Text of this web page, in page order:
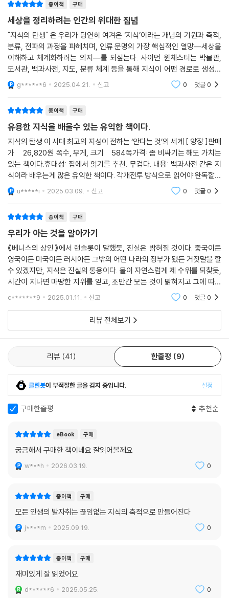
지혜가 어느 정도 적용됐는지는 그 결정이 무언가를 건설했는지 또는 파괴
했는지에 따라 달라진다는 간단하고 어쩌면 쉬운 결론을 제안할 수 있다.
무언가를 만드는 데에는 시간과 계획과 정성이 필요하지만, 무언가를 허무
는 것은 언제나 빠르고 지저분하며, 생각할 필요가 훨씬 적다.
---「6장 위대한 지성의 발자취」중에서
이 책은 지식의 연대기이기도 하지만, 언론과 가짜 뉴스, 프로파간다의 연
대기이기도 하다. 이라크를 세계의 적으로 만든 걸프전쟁을 확전시킨 것은
쿠웨이트의 가짜 피해자 ‘나이라’의 증언을 기획한 미국의 힐앤놀튼이라는
홍보 대행사였다. 베이컨과 달걀이라는 미국의 대표적인 아침 메뉴를 만든
것은 일반 가정의 문화가 아닌, 지크문트 프로이트의 조카 에드워드 버네
이스의 광고였다. 그는 세계적인 명성을 가진 삼촌의 지위와 정신분석이론
을 이용해 흡연을 여성 해방과 관련지어 대중의 정서를 조종했고, 담배 업
세계를 사로잡았지만 많은 사람의 인생을 바꾼 사진들 뒤에는 조절된 의미
가 존재했다. 사진이 주는 충격에는 이야기의 맥락이 생략되었기 때문이
다. 언론의 조작은 국가의 자유와는 무관했다. 영국이 침묵했던 북아일랜
드 ‘피의 일요일’ 사건을 취재했던 저자 본인의 이야기와 세계적으로 논란
이 되었지만 자국민들에게는 알려지지 않았던 천안문 사건 등 사회와 언론
이 가담해 잘못된 정보를 대중에게 전달하는 가짜 지식의 연대기 속에서
우리는 안다는 것에서 더 나아가 무엇이 진실인지에 대한 질문을 던지게
된다.
20세기 가장 뜨거운 현장의 목격자였으며, 21세기 변화하는 역사의 증인
으로 세계적인 명성을 쌓아온 사이먼 윈체스터는 박식한 입담과 유려한 문
체로 우리에게 지식의 정의와 의미, 그에 따른 다채로운 이야기를 전한다.
지식의 가치가 사라져가고 있는 지금, 우리에게 필요한 것은 무엇일까. 그
가 던지는 질문을 따라가다 보면 지혜의 회복이라는 궁극적인 해답에 다다
를 수 있을 것이다.
종이책 구매
세상을 정리하려는 인간의 위대한 집념
"지식의 탄생" 은 우리가 당연히 여겨온 ‘지식’이라는 개념의 기원과 축적,
분류, 전파의 과정을 파헤치며, 인류 문명의 가장 핵심적인 열망—세상을
이해하고 체계화하려는 의지—를 되짚는다. 사이먼 윈체스터는 박물관,
도서관, 백과사전, 지도, 분류 체계 등을 통해 지식이 어떤 경로로 생성되
고, 어떻게 힘을 발휘하게 되었는지를 서사적으로 풀어낸다. 단순한 정보
의 나열이 아니
g******6 2025.04.21. 신고 0 댓글0
종이책 구매
유용한 지식을 배울수 있는 유익한 책이다.
지식의 탄생 이 시대 최고의 지성이 전하는 ‘안다는 것’의 세계 [ 양장 ]판매
가 26,820원 쪽수, 무게, 크기 584쪽가격: 좀 비싸기는 해도 가치는
있는 책이다.휴대성: 집에서 읽기를 추천. 무겁다. 내용: 백과사전 같은 지
식이라 배우는게 많은 유익한 책이다. 각개전투 방식으로 읽어야 완독할수
있는책. 한번에 조금씩 읽으면 배우는게 많은 지식적인 책이다. 번역: 번역
은 무
u*****i 2025.03.09. 신고 0 댓글0
종이책 구매
우리가 아는 것을 알아가기
《베니스의 상인》에서 랜슬롯이 말했듯, 진실은 밝혀질 것이다. 중국이든
영국이든 미국이든 러시아든 그밖의 어떤 나라의 정부가 됐든 거짓말을 할
수 있겠지만, 지식은 진실의 통용이다. 물이 자연스럽게 제 수위를 되찾듯,
시간이 지나면 마땅한 지위를 얻고, 조만간 모든 것이 밝혀지고 그에 따른
결과도 있는 그대로 드러날 것이다. 명백히 일어났는데 아무 일도 일어나
c*******9 2025.01.11. 신고 0 댓글0
리뷰 전체보기
리뷰 41 한줄평 9
클린봇이 부적절한 글을 감지 중입니다. 설정
구매한줄평 추천순
eBook 구매
궁금해서 구매한 책이네요 잘읽어볼께요
w***h 2026.03.19. 0
종이책 구매
모든 인생의 발자취는 끊임없는 지식의 축적으로 만들어진다
j****m 2025.09.19. 0
종이책 구매
재미있게 잘 읽었어요.
d******6 2025.05.25. 0